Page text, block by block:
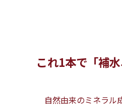
これ1本で「補
自然由来のミネラル